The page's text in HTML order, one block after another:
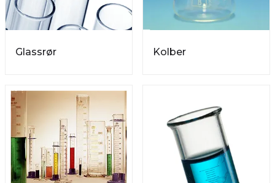
Glassrør Kolber